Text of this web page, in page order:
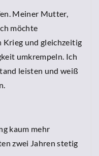
Meiner Mutter,
möchte
Krieg und gleichzeitig
umkrempeln. Ich
leisten und weiß
kaum mehr
zwei Jahren stetig